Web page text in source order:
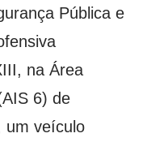
Pública e
na Área
6) de
um veículo